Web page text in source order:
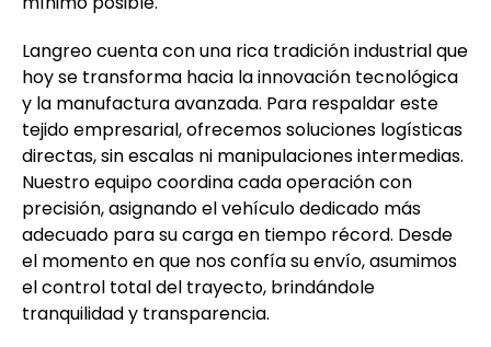
Langreo cuenta con una rica tradición industrial que
hoy se transforma hacia la innovación tecnológica
y la manufactura avanzada. Para respaldar este
tejido empresarial, ofrecemos soluciones logísticas
directas, sin escalas ni manipulaciones intermedias.
Nuestro equipo coordina cada operación con
precisión, asignando el vehículo dedicado más
adecuado para su carga en tiempo récord. Desde
el momento en que nos confía su envío, asumimos
el control total del trayecto, brindándole
tranquilidad y transparencia.